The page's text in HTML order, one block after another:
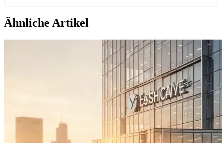
Ähnliche Artikel